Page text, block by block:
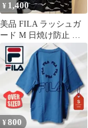
¥ 1,400
美品 FILA ラッシュガ
ード M 日焼け防止 パ
ーカー ジップアップ ボ
ーダー
¥800